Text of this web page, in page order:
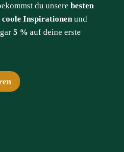
du unsere besten
coole Inspirationen und
5 % auf deine erste